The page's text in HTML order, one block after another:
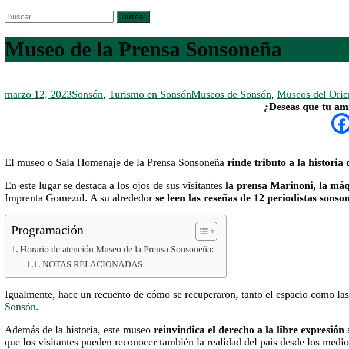
Museo de la Prensa Sonsoneña
marzo 12, 2023Sonsón, Turismo en SonsónMuseos de Sonsón, Museos del
¿Deseas que tu
El museo o Sala Homenaje de la Prensa Sonsoneña rinde tributo a la historia
En este lugar se destaca a los ojos de sus visitantes la prensa Marinoni, la
Imprenta Gomezul. A su alrededor se leen las reseñas de 12 periodistas
Programación
Horario de atención Museo de la Prensa Sonsoneña:
NOTAS RELACIONADAS
Igualmente, hace un recuento de cómo se recuperaron, tanto el espacio como
Sonsón.
Además de la historia, este museo reinvindica el derecho a la libre expresión
que los visitantes pueden reconocer también la realidad del país desde los